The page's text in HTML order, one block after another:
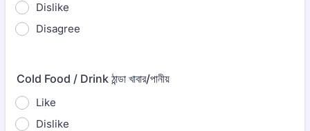
Dislike
Disagree
Cold Food / Drink ঠান্ডা খাবার/পানীয়
Like
Dislike